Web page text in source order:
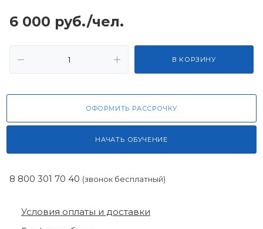
6 000 руб./чел.
В КОРЗИНУ
ОФОРМИТЬ РАССРОЧКУ
НАЧАТЬ ОБУЧЕНИЕ
8 800 301 70 40 (звонок бесплатный)
Условия оплаты и доставки